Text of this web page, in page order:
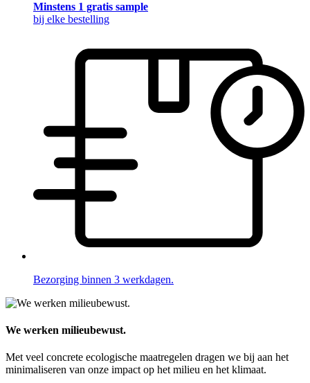
Minstens 1 gratis sample
bij elke bestelling
Bezorging binnen 3 werkdagen.
We werken milieubewust.
Met veel concrete ecologische maatregelen dragen we bij aan het
minimaliseren van onze impact op het milieu en het klimaat.